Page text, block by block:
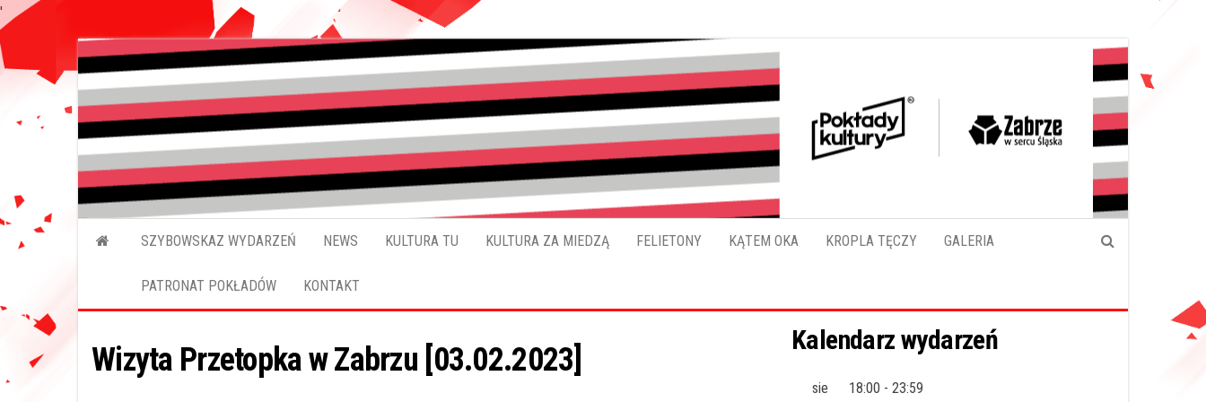
'
do
treści
Pokładykultury.eu
SZYBOWSKAZ WYDARZEŃ NEWS KULTURA TU KULTURA ZA MIEDZĄ FELIETONY KĄTEM OKA KROPLA TĘCZY GALERIA
PATRONAT POKŁADÓW KONTAKT
Wizyta Przetopka w Zabrzu [03.02.2023]
Kalendarz wydarzeń
sie
18:00 - 23:59